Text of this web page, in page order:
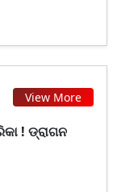
View More
! ଡ୍ରାଗନ